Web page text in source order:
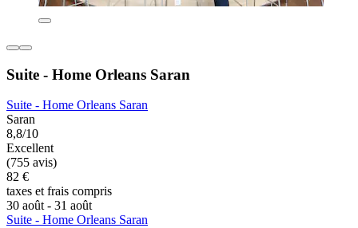
Suite - Home Orleans Saran
Suite - Home Orleans Saran
Saran
8,8/10
Excellent
(755 avis)
82 €
taxes et frais compris
30 août - 31 août
Suite - Home Orleans Saran